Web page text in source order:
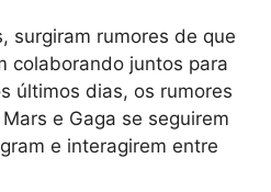
surgiram rumores de que
colaborando juntos para
últimos dias, os rumores
e Gaga se seguirem
e interagirem entre